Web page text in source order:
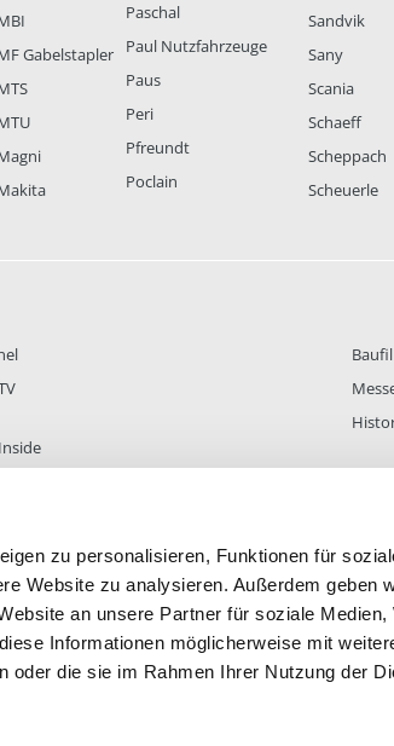
zu personalisieren, Funktionen für
Website zu analysieren. Außerdem geben
an unsere Partner für soziale Medien,
Informationen möglicherweise mit
oder die sie im Rahmen Ihrer Nutzung der
Gabelstapler
Paschal
Paul Nutzfahrzeuge
Paus
Peri
Pfreundt
Poclain
Sandvik
Sany
Scania
Schaeff
Scheppach
Scheuerle
FOREN STATISTIK ALLE